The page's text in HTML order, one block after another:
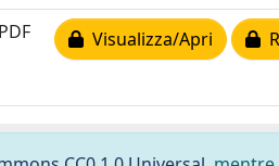
Visualizza/Apri